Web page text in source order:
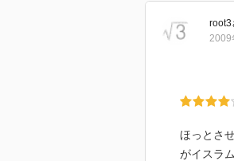
root3
2009
ほっとさ
がイスラ